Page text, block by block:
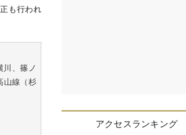
も行われ
、篠ノ
山線（杉
アクセスランキング